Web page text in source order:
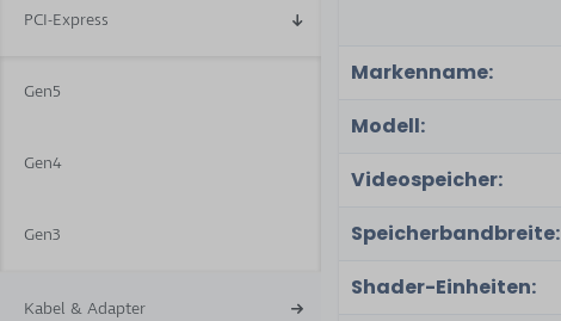
PCI-Express
Gen5
Gen4
Gen3
Kabel & Adapter
Markenname:
Modell:
Videospeicher:
Speicherbandbreite:
Shader-Einheiten: